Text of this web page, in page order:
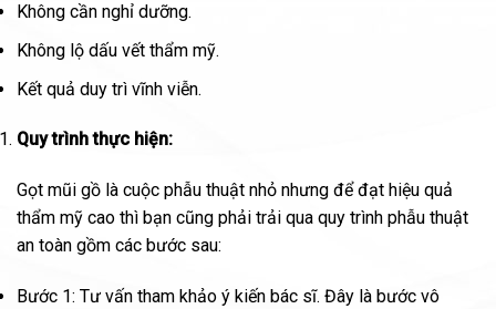
Không cần nghỉ dưỡng.
Không lộ dấu vết thẩm mỹ.
Kết quả duy trì vĩnh viễn.
Quy trình thực hiện:
Gọt mũi gồ là cuộc phẫu thuật nhỏ nhưng để đạt hiệu quả
thẩm mỹ cao thì bạn cũng phải trải qua quy trình phẫu thuật
an toàn gồm các bước sau:
Bước 1: Tư vấn tham khảo ý kiến bác sĩ. Đây là bước vô